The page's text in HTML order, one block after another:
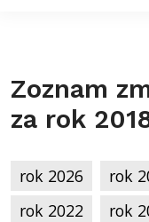
Zoznam
za rok
rok 2026 rok
rok 2022
rok